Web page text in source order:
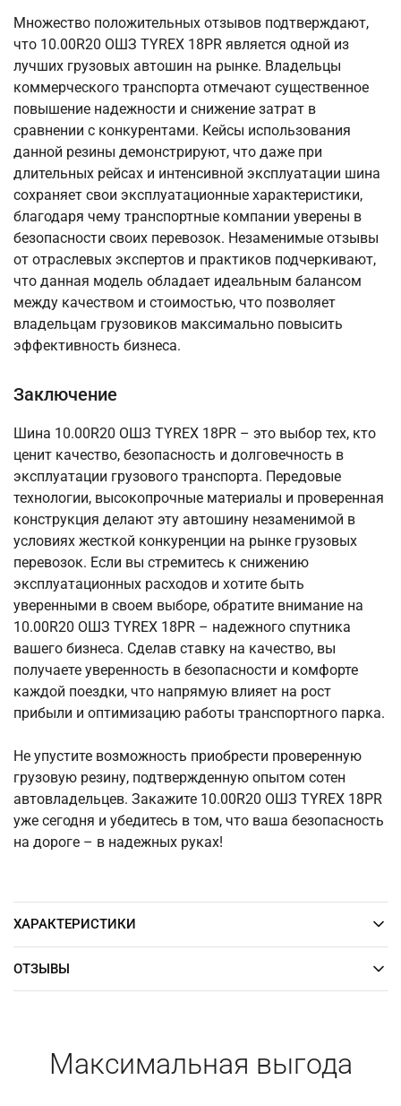
Множество положительных отзывов подтверждают,
что 10.00R20 ОШЗ TYREX 18PR является одной из
лучших грузовых автошин на рынке. Владельцы
коммерческого транспорта отмечают существенное
повышение надежности и снижение затрат в
сравнении с конкурентами. Кейсы использования
данной резины демонстрируют, что даже при
длительных рейсах и интенсивной эксплуатации шина
сохраняет свои эксплуатационные характеристики,
благодаря чему транспортные компании уверены в
безопасности своих перевозок. Незаменимые отзывы
от отраслевых экспертов и практиков подчеркивают,
что данная модель обладает идеальным балансом
между качеством и стоимостью, что позволяет
владельцам грузовиков максимально повысить
эффективность бизнеса.
Заключение
Шина 10.00R20 ОШЗ TYREX 18PR – это выбор тех, кто
ценит качество, безопасность и долговечность в
эксплуатации грузового транспорта. Передовые
технологии, высокопрочные материалы и проверенная
конструкция делают эту автошину незаменимой в
условиях жесткой конкуренции на рынке грузовых
перевозок. Если вы стремитесь к снижению
эксплуатационных расходов и хотите быть
уверенными в своем выборе, обратите внимание на
10.00R20 ОШЗ TYREX 18PR – надежного спутника
вашего бизнеса. Сделав ставку на качество, вы
получаете уверенность в безопасности и комфорте
каждой поездки, что напрямую влияет на рост
прибыли и оптимизацию работы транспортного парка.
Не упустите возможность приобрести проверенную
грузовую резину, подтвержденную опытом сотен
автовладельцев. Закажите 10.00R20 ОШЗ TYREX 18PR
уже сегодня и убедитесь в том, что ваша безопасность
на дороге – в надежных руках!
ХАРАКТЕРИСТИКИ
ОТЗЫВЫ
Максимальная выгода